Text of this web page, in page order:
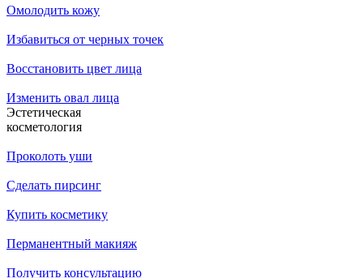
Омолодить кожу
Избавиться от черных точек
Восстановить цвет лица
Изменить овал лица
Эстетическая
косметология
Проколоть уши
Сделать пирсинг
Купить косметику
Перманентный макияж
Получить консультацию